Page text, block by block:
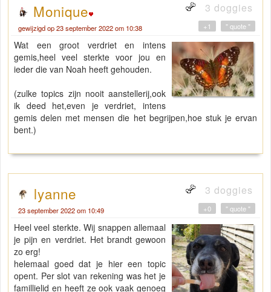
Monique 3 doggies
gewijzigd op 23 september 2022 om 10:38 " quote "
+1
Wat een groot verdriet en intens
gemis,heel veel sterkte voor jou en
ieder die van Noah heeft gehouden.
(zulke topics zijn nooit aanstellerij,ook
ik deed het,even je verdriet, intens
gemis delen met mensen die het begrijpen,hoe stuk je ervan
bent.)
lyanne 3 doggies
23 september 2022 om 10:49 " quote "
+0
Heel veel sterkte. Wij snappen allemaal
je pijn en verdriet. Het brandt gewoon
zo erg!
helemaal goed dat je hier een topic
opent. Per slot van rekening was het je
famillielid en heeft ze ook vaak genoeg